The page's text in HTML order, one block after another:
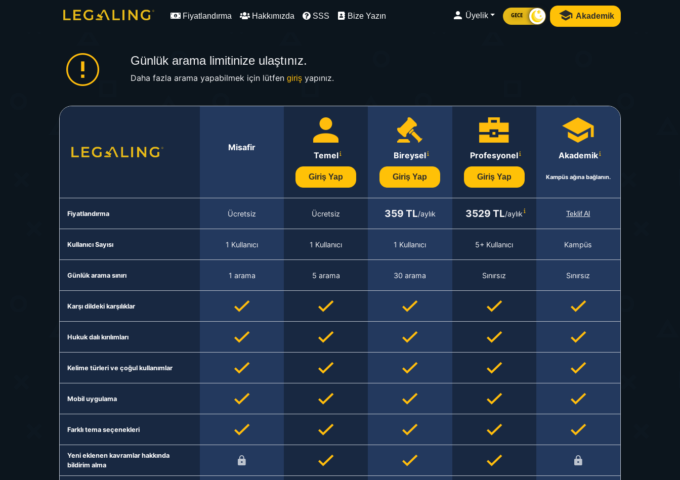
Fiyatlandırma Hakkımızda SSS Bize Yazın Üyelik GECE Akademik
Günlük arama limitinize ulaştınız.
Daha fazla arama yapabilmek için lütfen girişyapınız.
Misafir
Temel
Giriş Yap
Bireysel
Giriş Yap
Profesyonel
Giriş Yap
Akademik
Kampüs ağına bağlanın.
Fiyatlandırma Ücretsiz Ücretsiz 359 TL/aylık 3529 TL/aylık Teklif Al
Kullanıcı Sayısı 1 Kullanıcı 1 Kullanıcı 1 Kullanıcı 5+ Kullanıcı Kampüs
Günlük arama sınırı 1 arama 5 arama 30 arama Sınırsız Sınırsız
Karşı dildeki karşılıklar
Hukuk dalı kırılımları
Kelime türleri ve çoğul kullanımlar
Mobil uygulama
Farklı tema seçenekleri
Yeni eklenen kavramlar hakkında
bildirim alma